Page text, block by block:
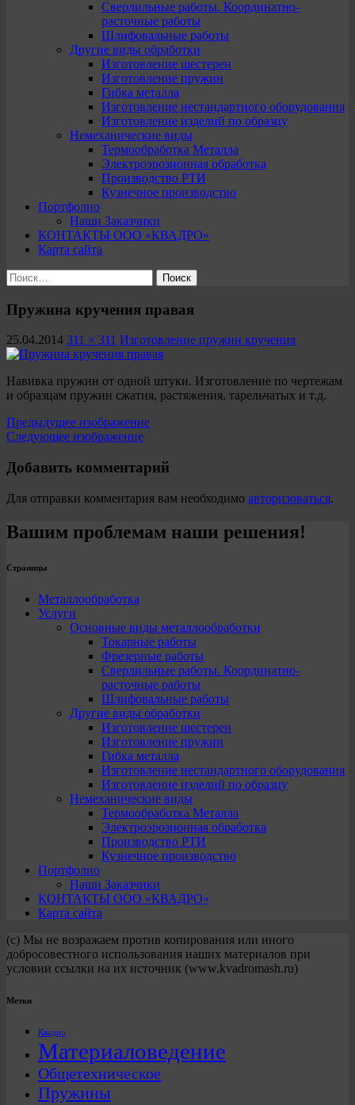
Сверлильные работы. Координатно-
расточные работы
Шлифовальные работы
Другие виды обработки
Изготовление шестерен
Изготовление пружин
Гибка металла
Изготовление нестандартного оборудования
Изготовление изделий по образцу
Немеханические виды
Термообработка Металла
Электроэрозионная обработка
Производство РТИ
Кузнечное производство
Портфолио
Наши Заказчики
КОНТАКТЫ ООО «КВАДРО»
Карта сайта
Найти:
Пружина кручения правая
25.04.2014 311 × 311 Изготовление пружин кручения
Навивка пружин от одной штуки. Изготовление по чертежам
и образцам пружин сжатия, растяжения, тарельчатых и т.д.
Предыдущее изображение
Следующее изображение
Добавить комментарий
Для отправки комментария вам необходимо авторизоваться.
Вашим проблемам наши решения!
Страницы
Металлообработка
Услуги
Основные виды металлообработки
Токарные работы
Фрезерные работы
Сверлильные работы. Координатно-
расточные работы
Шлифовальные работы
Другие виды обработки
Изготовление шестерен
Изготовление пружин
Гибка металла
Изготовление нестандартного оборудования
Изготовление изделий по образцу
Немеханические виды
Термообработка Металла
Электроэрозионная обработка
Производство РТИ
Кузнечное производство
Портфолио
Наши Заказчики
КОНТАКТЫ ООО «КВАДРО»
Карта сайта
(с) Мы не возражаем против копирования или иного
добросовестного использования наших материалов при
условии ссылки на их источник (www.kvadromash.ru)
Метки
Квадро
Материаловедение
Общетехническое
Пружины